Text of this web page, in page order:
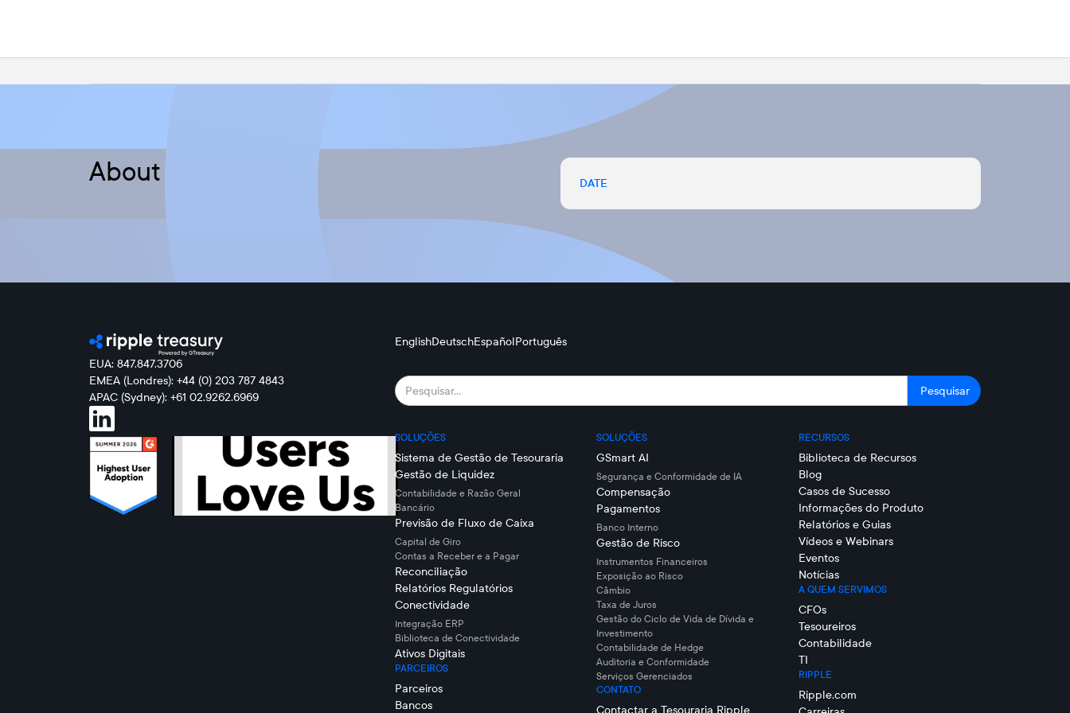
About DATE
EUA: 847.847.3706
EMEA (Londres): +44 (0) 203 787 4843
APAC (Sydney): +61 02.9262.6969
EnglishDeutschEspañolPortuguês
SOLUÇÕES
Sistema de Gestão de Tesouraria
Gestão de Liquidez
Contabilidade e Razão Geral
Bancário
Previsão de Fluxo de Caixa
Capital de Giro
Contas a Receber e a Pagar
Reconciliação
Relatórios Regulatórios
Conectividade
Integração ERP
Biblioteca de Conectividade
Ativos Digitais
PARCEIROS
Parceiros
Bancos
SOLUÇÕES
GSmart AI
Segurança e Conformidade de IA
Compensação
Pagamentos
Banco Interno
Gestão de Risco
Instrumentos Financeiros
Exposição ao Risco
Câmbio
Taxa de Juros
Gestão do Ciclo de Vida de Dívida e
Investimento
Contabilidade de Hedge
Auditoria e Conformidade
Serviços Gerenciados
CONTATO
Contactar a Tesouraria Ripple
RECURSOS
Biblioteca de Recursos
Blog
Casos de Sucesso
Informações do Produto
Relatórios e Guias
Vídeos e Webinars
Eventos
Notícias
A QUEM SERVIMOS
CFOs
Tesoureiros
Contabilidade
TI
RIPPLE
Ripple.com